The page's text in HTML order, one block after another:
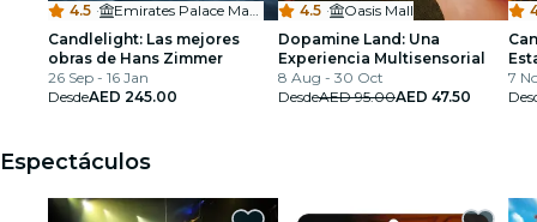
4.5 ·
Emirates Palace Mandarin Oriental
Candlelight: Las mejores
obras de Hans Zimmer
26 Sep - 16 Jan
DesdeAED 245.00
4.5 ·
Oasis Mall
Dopamine Land: Una
Experiencia Multisensorial
8 Aug - 30 Oct
DesdeAED 95.00AED 47.50
7
Espectáculos